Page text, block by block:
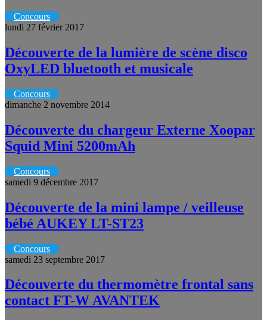
Concours
lundi 27 février 2017
Découverte de la lumière de scène disco
OxyLED bluetooth et musicale
Concours
dimanche 2 novembre 2014
Découverte du chargeur Externe Xoopar
Squid Mini 5200mAh
Concours
samedi 9 décembre 2017
Découverte de la mini lampe / veilleuse
bébé AUKEY LT-ST23
Concours
samedi 23 septembre 2017
Découverte du thermomètre frontal sans
contact FT-W AVANTEK